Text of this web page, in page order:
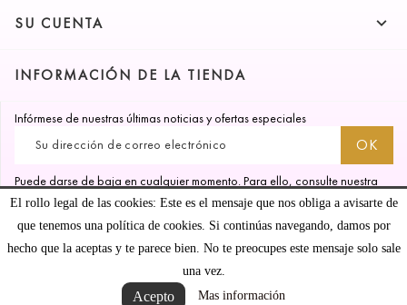
El rollo legal de las cookies: Este es el mensaje que nos obliga a avisarte de
que tenemos una política de cookies. Si continúas navegando, damos por
hecho que la aceptas y te parece bien. No te preocupes este mensaje solo sale
una vez.
Acepto Mas información
SU CUENTA 
INFORMACIÓN DE LA TIENDA
Infórmese de nuestras últimas noticias y ofertas especiales
Puede darse de baja en cualquier momento. Para ello, consulte nuestra
información de contacto en el aviso legal.